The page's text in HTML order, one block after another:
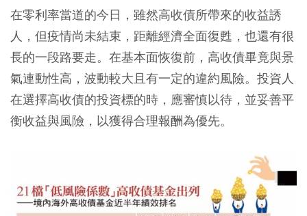
在零利率當道的今日，雖然高收債所帶來的收益誘
人，但疫情尚未結束，距離經濟全面復甦，也還有很
長的一段路要走。在基本面恢復前，高收債畢竟與景
氣連動性高，波動較大且有一定的違約風險。投資人
在選擇高收債的投資標的時，應審慎以待，並妥善平
衡收益與風險，以獲得合理報酬為優先。